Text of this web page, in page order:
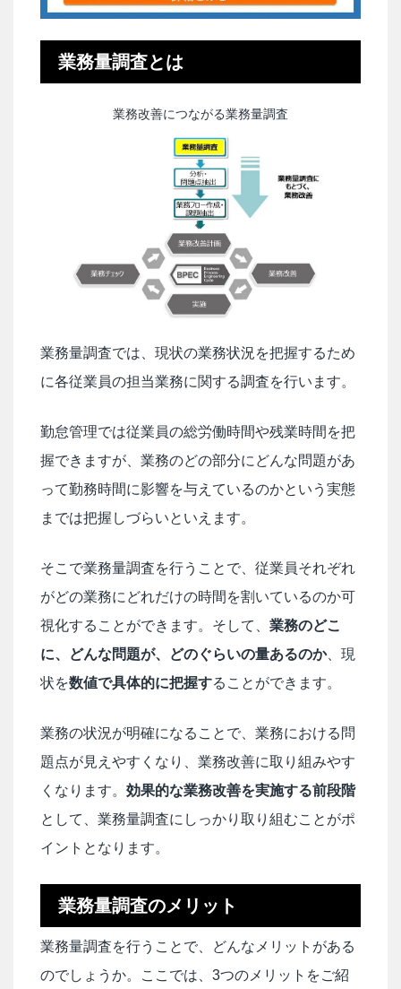
業務量調査とは
業務改善につながる業務量調査
業務量調査では、現状の業務状況を把握するため
に各従業員の担当業務に関する調査を行います。
勤怠管理では従業員の総労働時間や残業時間を把
握できますが、業務のどの部分にどんな問題があ
って勤務時間に影響を与えているのかという実態
までは把握しづらいといえます。
そこで業務量調査を行うことで、従業員それぞれ
がどの業務にどれだけの時間を割いているのか可
視化することができます。そして、 業務のどこ
に、どんな問題が、どのぐらいの量あるのか、現
状を数値で具体的に把握することができます。
業務の状況が明確になることで、業務における問
題点が見えやすくなり、業務改善に取り組みやす
くなります。 効果的な業務改善を実施する前段階
として、業務量調査にしっかり取り組むことがポ
イントとなります。
業務量調査のメリット
業務量調査を行うことで、どんなメリットがある
のでしょうか。ここでは、3つのメリットをご紹